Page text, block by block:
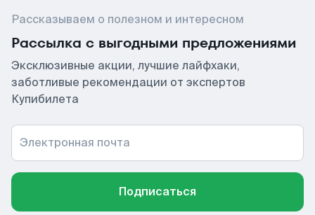
Рассказываем о полезном и интересном
Рассылка с выгодными предложениями
Эксклюзивные акции, лучшие лайфхаки,
заботливые рекомендации от экспертов
Купибилета
Электронная почта
Подписаться